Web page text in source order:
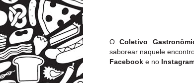
OColetivo
saborear naquele
Facebook e no